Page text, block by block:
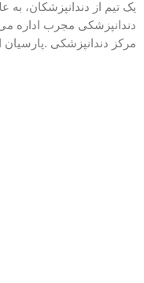
یک تیم از دندانپزشکان، به
دندانپزشکی مجرب اداره
مرکز دندانپزشکی .پارسیان